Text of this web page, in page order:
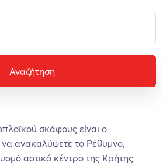
Αναζήτηση
σκάφους είναι ο
να ανακαλύψετε το Ρέθυμνο,
αστικό κέντρο της Κρήτης